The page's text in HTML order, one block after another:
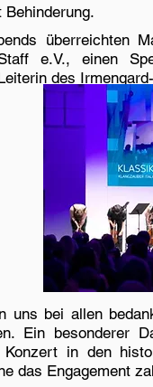
überreichten
e.V., einen
des
uns bei allen
Ein besonderer
in den
das Engagement